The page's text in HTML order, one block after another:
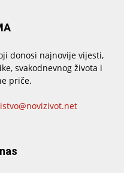
donosi najnovije vijesti,
svakodnevnog života i
priče.